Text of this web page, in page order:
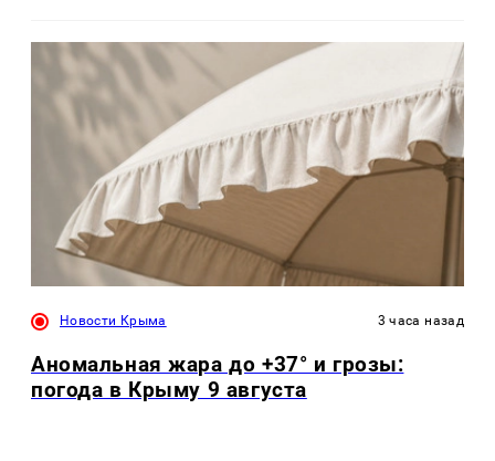
Новости Крыма 3 часа назад
Аномальная жара до +37° и грозы:
погода в Крыму 9 августа